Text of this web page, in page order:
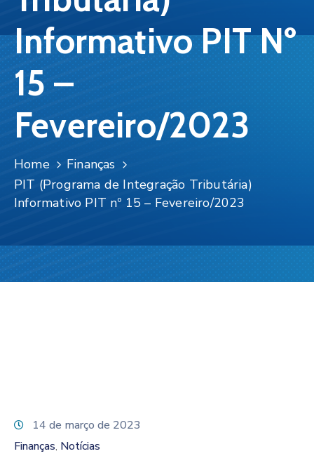
Informativo PIT Nº
15 –
Fevereiro/2023
Home
Finanças
PIT (Programa de Integração Tributária)
Informativo PIT nº 15 – Fevereiro/2023
14 de março de 2023
Finanças‚ Notícias